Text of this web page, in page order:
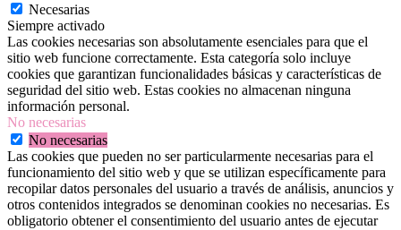
Necesarias
Siempre activado
Las cookies necesarias son absolutamente esenciales para que el
sitio web funcione correctamente. Esta categoría solo incluye
cookies que garantizan funcionalidades básicas y características de
seguridad del sitio web. Estas cookies no almacenan ninguna
información personal.
No necesarias
No necesarias
Las cookies que pueden no ser particularmente necesarias para el
funcionamiento del sitio web y que se utilizan específicamente para
recopilar datos personales del usuario a través de análisis, anuncios y
otros contenidos integrados se denominan cookies no necesarias. Es
obligatorio obtener el consentimiento del usuario antes de ejecutar